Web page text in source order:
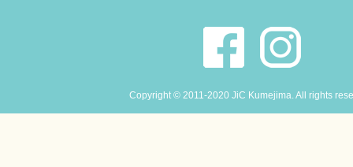
Copyright © 2011-2020 JiC Kumejima. All rights